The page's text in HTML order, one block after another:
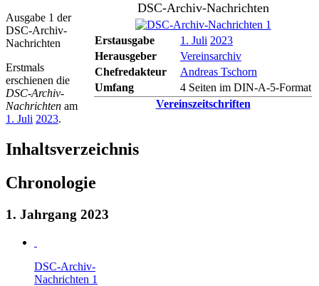
DSC-Archiv-Nachrichten
Erstausgabe 1. Juli 2023
Herausgeber
Vereinsarchiv
Chefredakteur
Andreas Tschorn
Umfang
4 Seiten im DIN-A-5-Format
Vereinszeitschriften
Ausgabe 1 der
DSC-Archiv-
Nachrichten
Erstmals
erschienen die
DSC-Archiv-
Nachrichten am
1. Juli 2023.
Inhaltsverzeichnis
Chronologie
1. Jahrgang 2023
DSC-Archiv-
Nachrichten 1